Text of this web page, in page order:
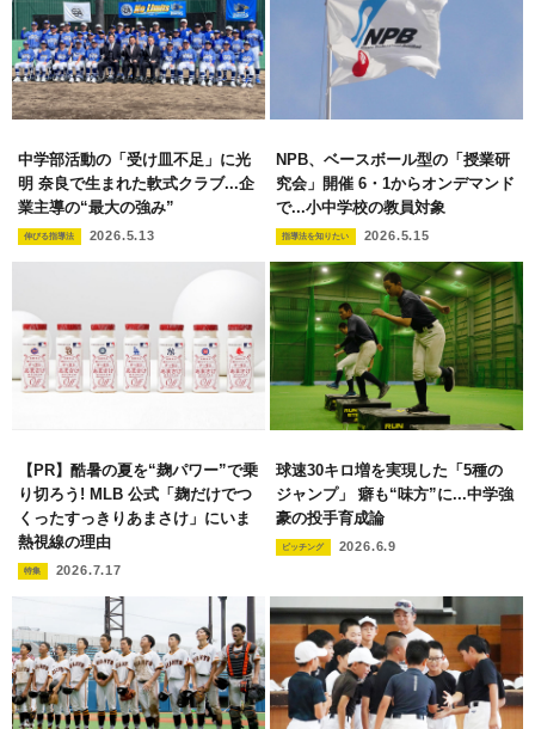
中学部活動の「受け皿不足」に光
明 奈良で生まれた軟式クラブ...企
業主導の“最大の強み”
伸びる指導法 2026.5.13
NPB、ベースボール型の「授業研
究会」開催 6・1からオンデマンド
で...小中学校の教員対象
指導法を知りたい 2026.5.15
【PR】酷暑の夏を“麹パワー”で乗
り切ろう! MLB 公式「麹だけでつ
くったすっきりあまさけ」にいま
熱視線の理由
特集 2026.7.17
球速30キロ増を実現した「5種の
ジャンプ」 癖も“味方”に...中学強
豪の投手育成論
ピッチング 2026.6.9